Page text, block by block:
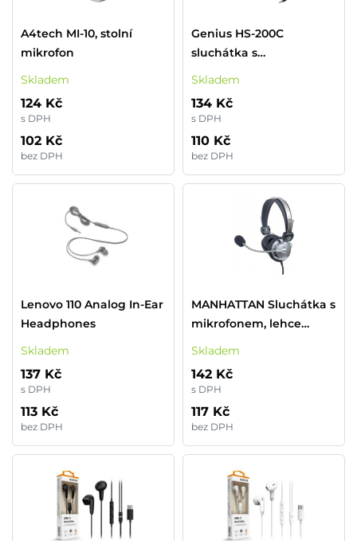
A4tech MI-10, stolní
mikrofon
Skladem
124 Kč
s DPH
102 Kč
bez DPH
Genius HS-200C
sluchátka s
mikrofonem+redukce
černá, USB
Skladem
134 Kč
s DPH
110 Kč
bez DPH
Lenovo 110 Analog In-Ear
Headphones
Skladem
137 Kč
s DPH
113 Kč
bez DPH
MANHATTAN Sluchátka s
mikrofonem, lehce
nastavitelná s
Skladem
142 Kč
s DPH
117 Kč
bez DPH